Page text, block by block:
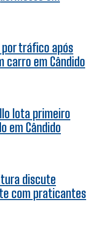
por tráfico após
carro em Cândido
lota primeiro
em Cândido
discute
com praticantes